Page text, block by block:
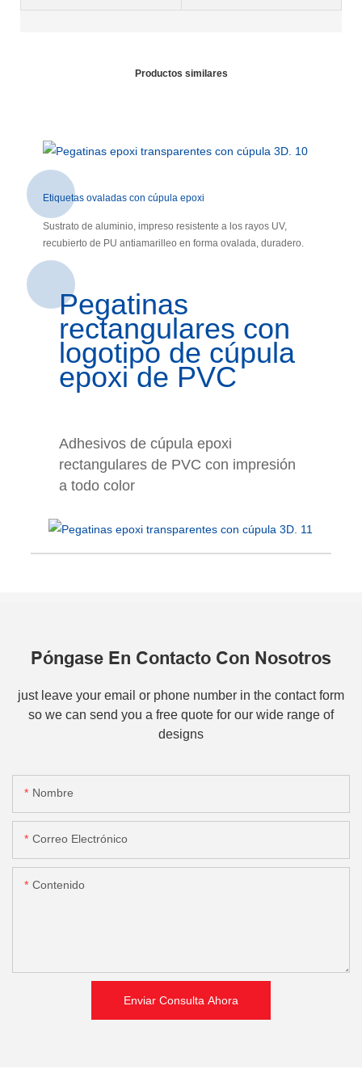
Productos similares
Etiquetas ovaladas con cúpula epoxi
Sustrato de aluminio, impreso resistente a los rayos UV,
recubierto de PU antiamarilleo en forma ovalada, duradero.
Pegatinas
rectangulares con
logotipo de cúpula
epoxi de PVC
Adhesivos de cúpula epoxi
rectangulares de PVC con impresión
a todo color
Póngase En Contacto Con Nosotros
just leave your email or phone number in the contact form
so we can send you a free quote for our wide range of
designs
Nombre
Correo Electrónico
Contenido
Enviar Consulta Ahora